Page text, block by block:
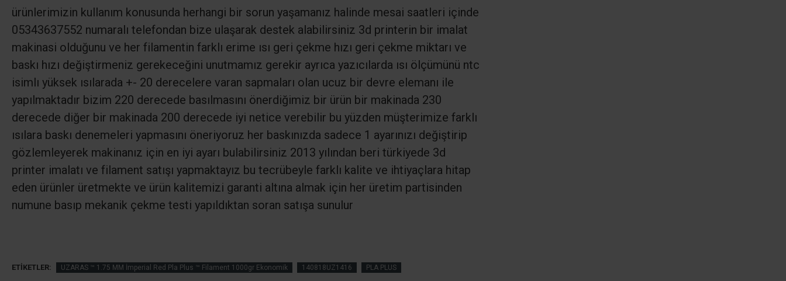
ürünlerimizin kullanım konusunda herhangi bir sorun yaşamanız halinde mesai saatleri içinde
05343637552 numaralı telefondan bize ulaşarak destek alabilirsiniz 3d printerin bir imalat
makinasi olduğunu ve her filamentin farklı erime ısı geri çekme hızı geri çekme miktarı ve
baskı hızı değiştirmeniz gerekeceğini unutmamız gerekir ayrıca yazıcılarda ısı ölçümünü ntc
isimlı yüksek ısılarada +- 20 derecelere varan sapmaları olan ucuz bir devre elemanı ile
yapılmaktadır bizim 220 derecede basılmasını önerdiğimiz bir ürün bir makinada 230
derecede diğer bir makinada 200 derecede iyi netice verebilir bu yüzden müşterimize farklı
ısılara baskı denemeleri yapmasını öneriyoruz her baskınızda sadece 1 ayarınızı değiştirip
gözlemleyerek makinanız için en iyi ayarı bulabilirsiniz 2013 yılından beri türkiyede 3d
printer imalatı ve filament satışı yapmaktayız bu tecrübeyle farklı kalite ve ihtiyaçlara hitap
eden ürünler üretmekte ve ürün kalitemizi garanti altına almak için her üretim partisinden
numune basıp mekanik çekme testi yapıldıktan soran satışa sunulur
ETIKETLER: UZARAS ™ 1.75 MM İmperial Red Pla Plus ™ Filament 1000gr Ekonomik 140818UZ1416 PLA PLUS